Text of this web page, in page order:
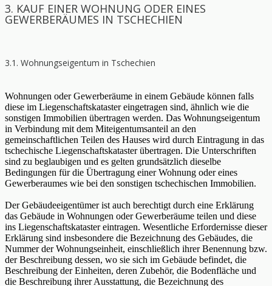
3. KAUF EINER WOHNUNG ODER EINES
GEWERBERÄUMES IN TSCHECHIEN
3.1. Wohnungseigentum in Tschechien
Wohnungen oder Gewerberäume in einem Gebäude können falls
diese im Liegenschaftskataster eingetragen sind, ähnlich wie die
sonstigen Immobilien übertragen werden. Das Wohnungseigentum
in Verbindung mit dem Miteigentumsanteil an den
gemeinschaftlichen Teilen des Hauses wird durch Eintragung in das
tschechische Liegenschaftskataster übertragen. Die Unterschriften
sind zu beglaubigen und es gelten grundsätzlich dieselbe
Bedingungen für die Übertragung einer Wohnung oder eines
Gewerberaumes wie bei den sonstigen tschechischen Immobilien.
Der Gebäudeeigentümer ist auch berechtigt durch eine Erklärung
das Gebäude in Wohnungen oder Gewerberäume teilen und diese
ins Liegenschaftskataster eintragen. Wesentliche Erfordernisse dieser
Erklärung sind insbesondere die Bezeichnung des Gebäudes, die
Nummer der Wohnungseinheit, einschließlich ihrer Benennung bzw.
der Beschreibung dessen, wo sie sich im Gebäude befindet, die
Beschreibung der Einheiten, deren Zubehör, die Bodenfläche und
die Beschreibung ihrer Ausstattung, die Bezeichnung des